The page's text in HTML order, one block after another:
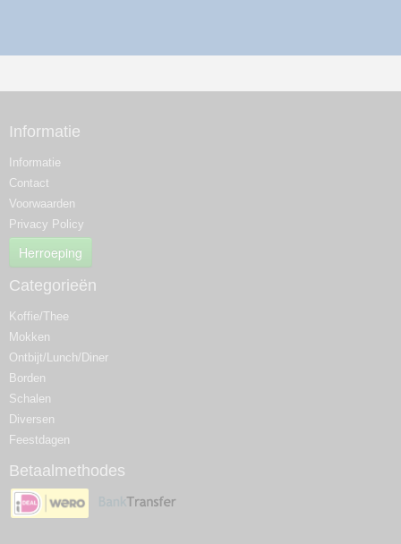
Informatie
Informatie
Contact
Voorwaarden
Privacy Policy
Herroeping
Categorieën
Koffie/Thee
Mokken
Ontbijt/Lunch/Diner
Borden
Schalen
Diversen
Feestdagen
Betaalmethodes